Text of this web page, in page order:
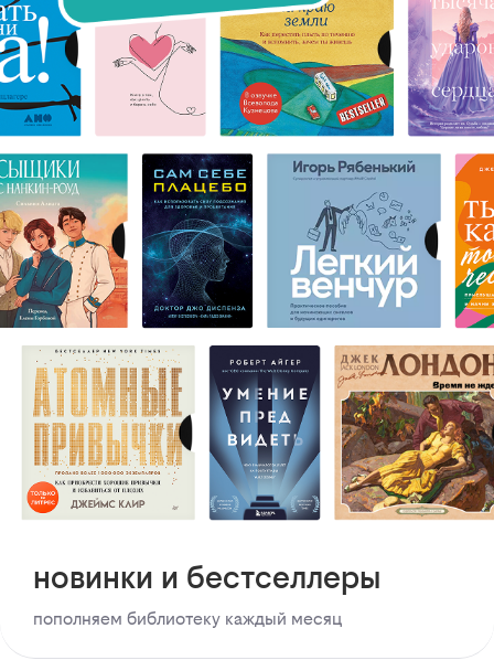
новинки и бестселлеры
пополняем библиотеку каждый месяц